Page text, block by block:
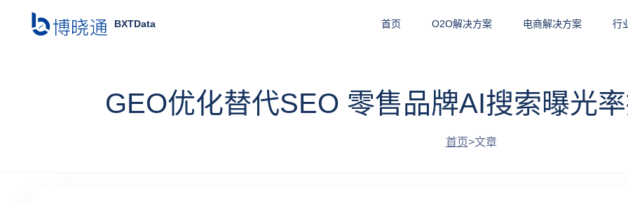
BXTData 首页 O2O解决方案 电商解决方案 行
GEO优化替代SEO 零售品牌AI搜索曝光
首页>文章